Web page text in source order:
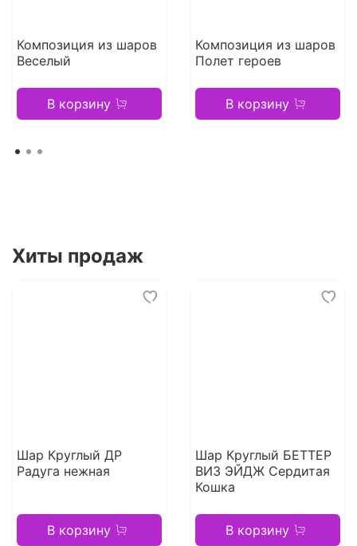
Композиция из шаров
Веселый
В корзину
Композиция из шаров
Полет героев
В корзину
Хиты продаж
Шар Круглый ДР
Радуга нежная
В корзину
Шар Круглый БЕТТЕР
ВИЗ ЭЙДЖ Сердитая
Кошка
В корзину